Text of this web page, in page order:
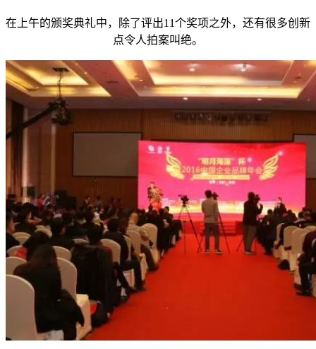
在上午的颁奖典礼中，除了评出11个奖项之外，还有很多创新
点令人拍案叫绝。